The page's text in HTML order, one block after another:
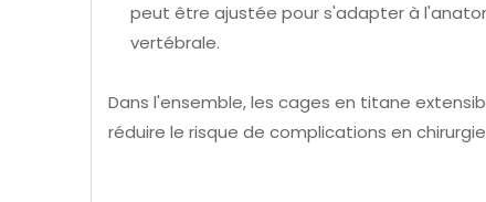
peut être ajustée pour s'adapter à
vertébrale.
Dans l'ensemble, les cages en titane
réduire le risque de complications en